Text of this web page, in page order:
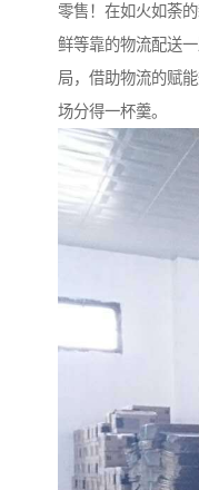
零售！在如火如荼
鲜等靠的物流配送
局，借助物流的赋
场分得一杯羹。